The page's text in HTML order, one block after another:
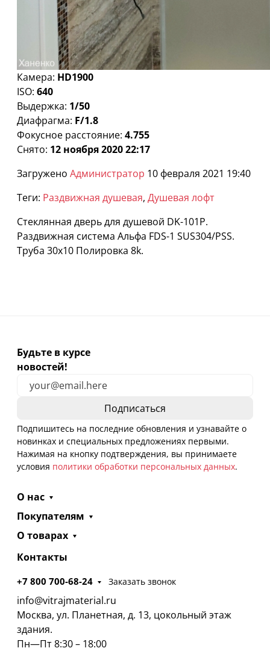
Камера: HD1900
ISO: 640
Выдержка: 1/50
Диафрагма: F/1.8
Фокусное расстояние: 4.755
Снято: 12 ноября 2020 22:17
Загружено Администратор 10 февраля 2021 19:40
Теги: Раздвижная душевая, Душевая лофт
Стеклянная дверь для душевой DK-101P.
Раздвижная система Альфа FDS-1 SUS304/PSS.
Труба 30х10 Полировка 8k.
Будьте в курсе
новостей!
Подпишитесь на последние обновления и узнавайте о
новинках и специальных предложениях первыми.
Нажимая на кнопку подтверждения, вы принимаете
условия политики обработки персональных данных.
О нас
Покупателям
О товарах
Контакты
+7 800 700-68-24 Заказать звонок
info@vitrajmaterial.ru
Москва, ул. Планетная, д. 13, цокольный этаж
здания.
Пн—Пт 8:30 – 18:00